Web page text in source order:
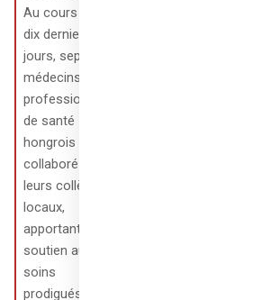
Au cours des
dix derniers
jours, sept
médecins et
professionnels
de santé
hongrois ont
collaboré avec
leurs collègues
locaux,
apportant leur
soutien aux
soins
prodigués à la